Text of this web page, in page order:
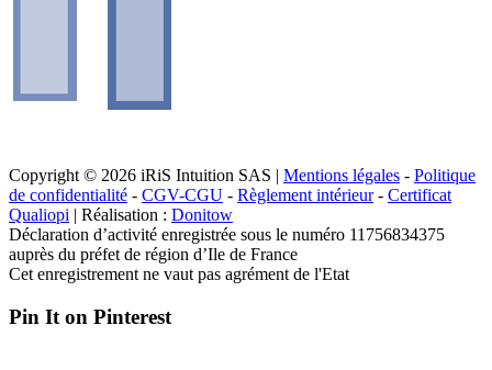
Copyright © 2026 iRiS Intuition SAS | Mentions légales - Politique
de confidentialité - CGV-CGU - Règlement intérieur- Certificat
Qualiopi | Réalisation : Donitow
Déclaration d’activité enregistrée sous le numéro 11756834375
auprès du préfet de région d’Ile de France
Cet enregistrement ne vaut pas agrément de l'Etat
Pin It on Pinterest